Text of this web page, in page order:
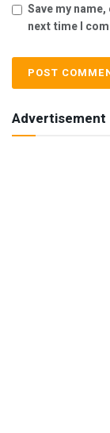
Save my
next time I
Advertisement